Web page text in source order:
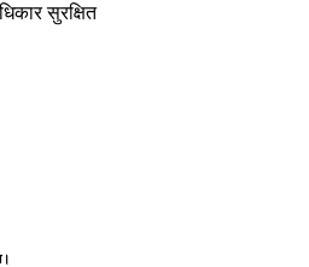
सुरक्षित